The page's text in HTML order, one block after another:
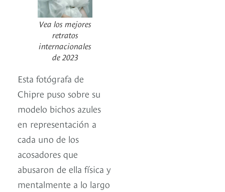
Vea los mejores
retratos
internacionales
de 2023
Esta fotógrafa de
Chipre puso sobre su
modelo bichos azules
en representación a
cada uno de los
acosadores que
abusaron de ella física y
mentalmente a lo largo